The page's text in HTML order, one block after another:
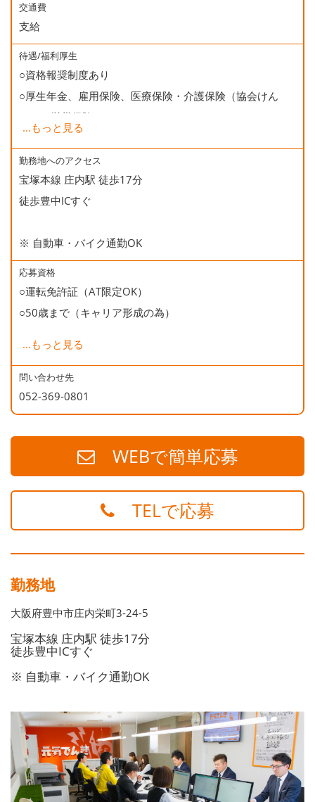
交通費
支給
待遇/福利厚生
○資格報奨制度あり
○厚生年金、雇用保険、医療保険・介護保険（協会けん
ぽ）、労災保険
○健康診断
○資格取得支援（受験学校併設)
○誕生日会
...もっと見る
勤務地へのアクセス
宝塚本線 庄内駅 徒歩17分
徒歩豊中ICすぐ
※ 自動車・バイク通勤OK
応募資格
○運転免許証（AT限定OK）
○50歳まで（キャリア形成の為）
・「でんきの学校」を運営していますので、ゼロから丁寧
に資格の勉強ができます。講義は受講し放題です。
・電気・空調工事の実務経験を積む研修ラボが併設されて
いるので、現場に行く前に、先輩や上司の指導のもとで、
実技の練習ができます。
...もっと見る
問い合わせ先
052-369-0801
WEBで簡単応募
TELで応募
勤務地
大阪府豊中市庄内栄町3-24-5
宝塚本線 庄内駅 徒歩17分
徒歩豊中ICすぐ
※ 自動車・バイク通勤OK